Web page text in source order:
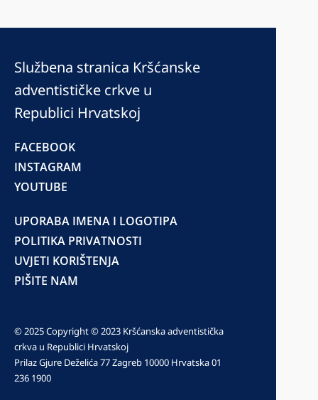
Službena stranica Kršćanske
adventističke crkve u
Republici Hrvatskoj
FACEBOOK
INSTAGRAM
YOUTUBE
UPORABA IMENA I LOGOTIPA
POLITIKA PRIVATNOSTI
UVJETI KORIŠTENJA
PIŠITE NAM
© 2025 Copyright © 2023 Kršćanska adventistička
crkva u Republici Hrvatskoj
Prilaz Gjure Deželića 77 Zagreb 10000 Hrvatska 01
236 1900